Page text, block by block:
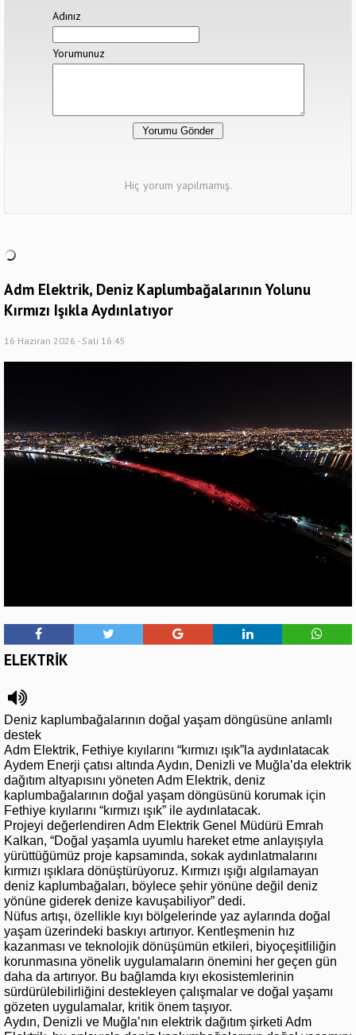
Adınız
Yorumunuz
Hiç yorum yapılmamış.
Adm Elektrik, Deniz Kaplumbağalarının Yolunu
Kırmızı Işıkla Aydınlatıyor
16 Haziran 2026 - Salı 16:45
ELEKTRİK
Deniz kaplumbağalarının doğal yaşam döngüsüne anlamlı
destek
Adm Elektrik, Fethiye kıyılarını “kırmızı ışık”la aydınlatacak
Aydem Enerji çatısı altında Aydın, Denizli ve Muğla’da elektrik
dağıtım altyapısını yöneten Adm Elektrik, deniz
kaplumbağalarının doğal yaşam döngüsünü korumak için
Fethiye kıyılarını “kırmızı ışık” ile aydınlatacak.
Projeyi değerlendiren Adm Elektrik Genel Müdürü Emrah
Kalkan, “Doğal yaşamla uyumlu hareket etme anlayışıyla
yürüttüğümüz proje kapsamında, sokak aydınlatmalarını
kırmızı ışıklara dönüştürüyoruz. Kırmızı ışığı algılamayan
deniz kaplumbağaları, böylece şehir yönüne değil deniz
yönüne giderek denize kavuşabiliyor” dedi.
Nüfus artışı, özellikle kıyı bölgelerinde yaz aylarında doğal
yaşam üzerindeki baskıyı artırıyor. Kentleşmenin hız
kazanması ve teknolojik dönüşümün etkileri, biyoçeşitliliğin
korunmasına yönelik uygulamaların önemini her geçen gün
daha da artırıyor. Bu bağlamda kıyı ekosistemlerinin
sürdürülebilirliğini destekleyen çalışmalar ve doğal yaşamı
gözeten uygulamalar, kritik önem taşıyor.
Aydın, Denizli ve Muğla’nın elektrik dağıtım şirketi Adm